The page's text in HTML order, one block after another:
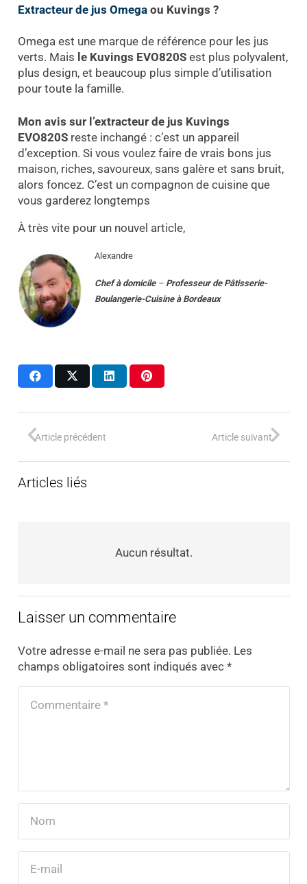
Extracteur de jus Omegaou Kuvings ?
Omega est une marque de référence pour les jus
verts. Mais le Kuvings EVO820Sest plus polyvalent,
plus design, et beaucoup plus simple d’utilisation
pour toute la famille.
Mon avis sur l’extracteur de jus Kuvings
EVO820Sreste inchangé : c’est un appareil
d’exception. Si vous voulez faire de vrais bons jus
maison, riches, savoureux, sans galère et sans bruit,
alors foncez. C’est un compagnon de cuisine que
vous garderez longtemps
À très vite pour un nouvel article,
Alexandre
Chef à domicile– Professeur de Pâtisserie-
Boulangerie-Cuisine à Bordeaux
Article précédent Article suivant
Articles liés
Aucun résultat.
Laisser un commentaire
Votre adresse e-mail ne sera pas publiée. Les
champs obligatoires sont indiqués avec *